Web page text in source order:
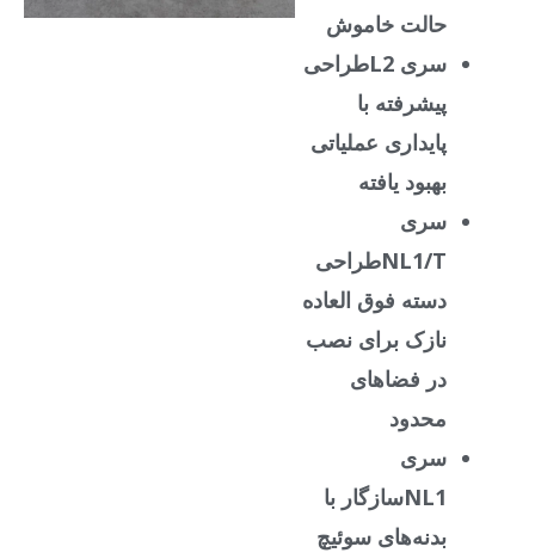
حالت خاموش
سری L2
طراحی
پیشرفته با
پایداری عملیاتی
بهبود یافته
سری
NL1/Tطراحی
دسته فوق العاده
نازک برای نصب
در فضاهای
محدود
سری
NL1سازگار با
بدنه‌های سوئیچ